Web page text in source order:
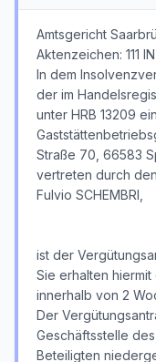
Amtsgericht
Aktenzeichen: 111
In dem
der im
unter HRB 13209
Straße 70, 66583
vertreten durch
Fulvio SCHEMBRI,
ist der
Sie erhalten
innerhalb von 2
Der
Geschäftsstelle
Beteiligten